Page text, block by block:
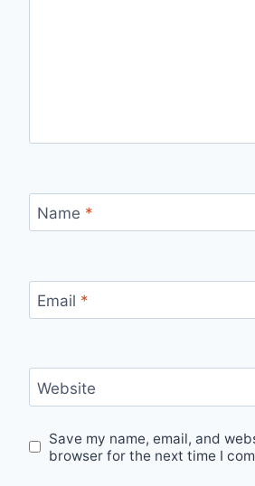
Name *
Email *
Website
Save my name, email, and
browser for the next time I